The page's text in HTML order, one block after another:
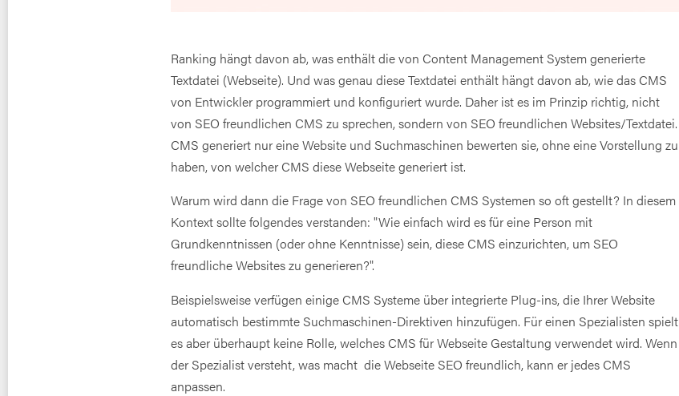
Ranking hängt davon ab, was enthält die von Content Management System generierte
Textdatei (Webseite). Und was genau diese Textdatei enthält hängt davon ab, wie das CMS
von Entwickler programmiert und konfiguriert wurde. Daher ist es im Prinzip richtig, nicht
von SEO freundlichen CMS zu sprechen, sondern von SEO freundlichen Websites/Textdatei.
CMS generiert nur eine Website und Suchmaschinen bewerten sie, ohne eine Vorstellung zu
haben, von welcher CMS diese Webseite generiert ist.
Warum wird dann die Frage von SEO freundlichen CMS Systemen so oft gestellt? In diesem
Kontext sollte folgendes verstanden: "Wie einfach wird es für eine Person mit
Grundkenntnissen (oder ohne Kenntnisse) sein, diese CMS einzurichten, um SEO
freundliche Websites zu generieren?".
Beispielsweise verfügen einige CMS Systeme über integrierte Plug-ins, die Ihrer Website
automatisch bestimmte Suchmaschinen-Direktiven hinzufügen. Für einen Spezialisten spielt
es aber überhaupt keine Rolle, welches CMS für Webseite Gestaltung verwendet wird. Wenn
der Spezialist versteht, was macht die Webseite SEO freundlich, kann er jedes CMS
anpassen.